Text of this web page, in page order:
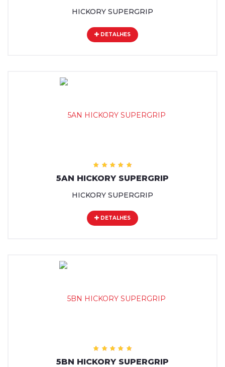
HICKORY SUPERGRIP
DETALHES
5AN HICKORY SUPERGRIP
HICKORY SUPERGRIP
DETALHES
5BN HICKORY SUPERGRIP